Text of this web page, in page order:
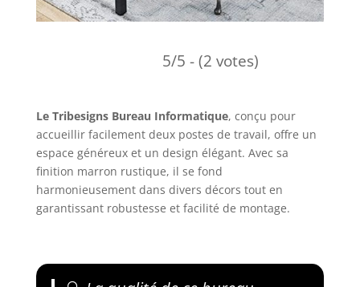
5/5 - (2 votes)
Le Tribesigns Bureau Informatique, conçu pour
accueillir facilement deux postes de travail, offre un
espace généreux et un design élégant. Avec sa
finition marron rustique, il se fond
harmonieusement dans divers décors tout en
garantissant robustesse et facilité de montage.